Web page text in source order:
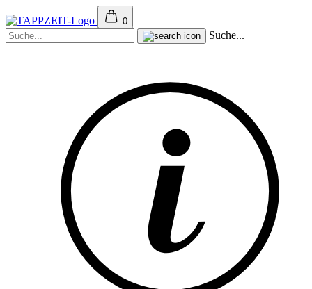
0
Suche...